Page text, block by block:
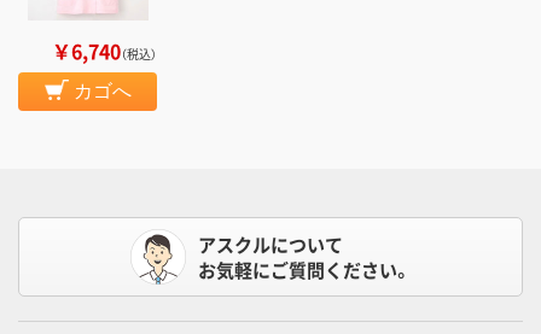
￥6,740（税込）
カゴへ
アスクルについて
お気軽にご質問ください。